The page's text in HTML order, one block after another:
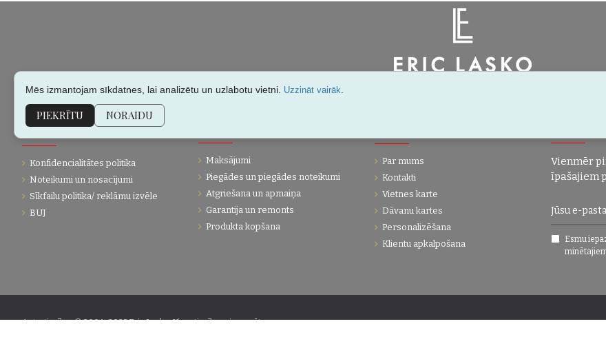
Konfidencialitātes politika
Noteikumi un nosacījumi
Sīkfailu politika/ reklāmu izvēle
BUJ
Maksājumi
Piegādes un piegādes noteikumi
Atgriešana un apmaiņa
Garantija un remonts
Produkta kopšana
Par mums
Kontakti
Vietnes karte
Dāvanu kartes
Personalizēšana
Klientu apkalpošana
Vienmēr
īpašajiem
Esmu
Autortiesības © 2004-2025 Eric Lasko. Visas tiesības aizsargātas.
Mēs izmantojam sīkdatnes, lai analizētu un uzlabotu vietni. Uzzināt vairāk
PIEKRĪTU NORAIDU